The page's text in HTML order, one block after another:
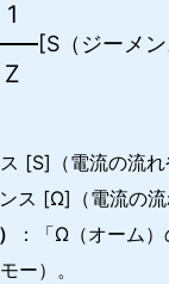
1
Z
[S（ジーメ
[S]（電流の流れ
ス [Ω]（電流の流
：「Ω（オーム
ー）。